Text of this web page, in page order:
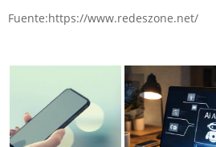
Fuente:https://www.redeszone.net/